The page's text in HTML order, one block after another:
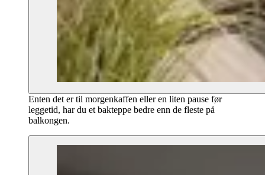
Enten det er til morgenkaffen eller en liten pause før
leggetid, har du et bakteppe bedre enn de fleste på
balkongen.